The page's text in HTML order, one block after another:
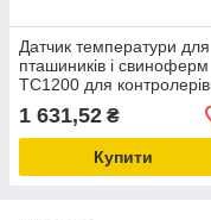
Датчик температури для
пташиників і свиноферм
TC1200 для контролерів
1 631,52 ₴
Купити